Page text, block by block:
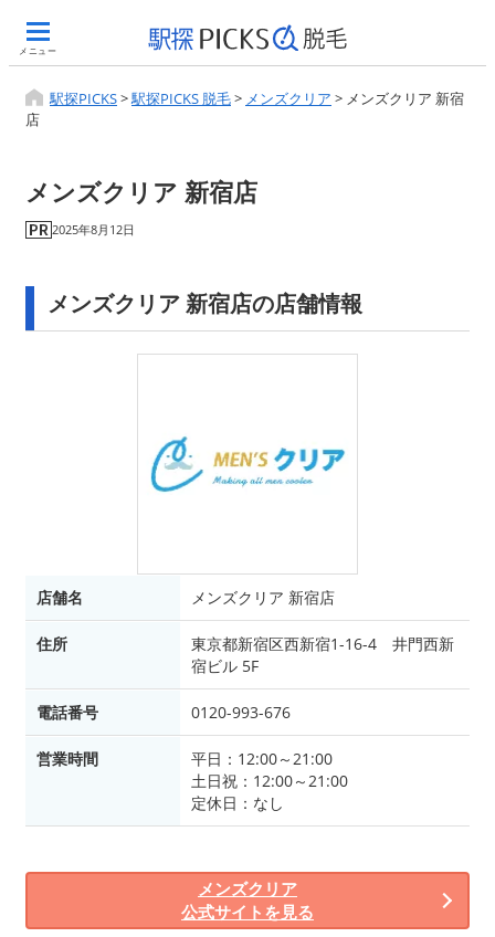
メニュー
駅探PICKS>駅探PICKS 脱毛> メンズクリア > メンズクリア 新宿
店
メンズクリア 新宿店
2025年8月12日
メンズクリア 新宿店の店舗情報
店舗名 メンズクリア 新宿店
住所
東京都新宿区西新宿1-16-4 井門西新
宿ビル 5F
電話番号 0120-993-676
営業時間
平日：12:00～21:00
土日祝：12:00～21:00
定休日：なし
メンズクリア
公式サイトを見る